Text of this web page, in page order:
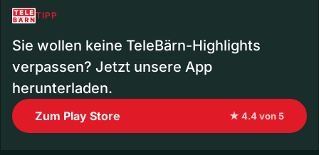
TIPP
Sie wollen keine TeleBärn-Highlights
verpassen? Jetzt unsere App
herunterladen.
Zum Play Store ★ 4.4 von 5